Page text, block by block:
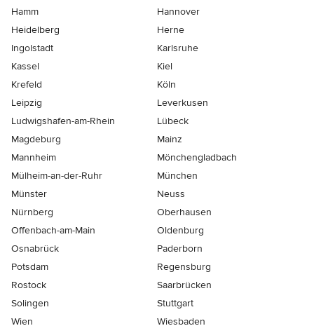
Hamm
Hannover
Heidelberg
Herne
Ingolstadt
Karlsruhe
Kassel
Kiel
Krefeld
Köln
Leipzig
Leverkusen
Ludwigshafen-am-Rhein
Lübeck
Magdeburg
Mainz
Mannheim
Mönchen­gladbach
Mülheim-an-der-Ruhr
München
Münster
Neuss
Nürnberg
Oberhausen
Offenbach-am-Main
Oldenburg
Osnabrück
Paderborn
Potsdam
Regensburg
Rostock
Saarbrücken
Solingen
Stuttgart
Wien
Wiesbaden